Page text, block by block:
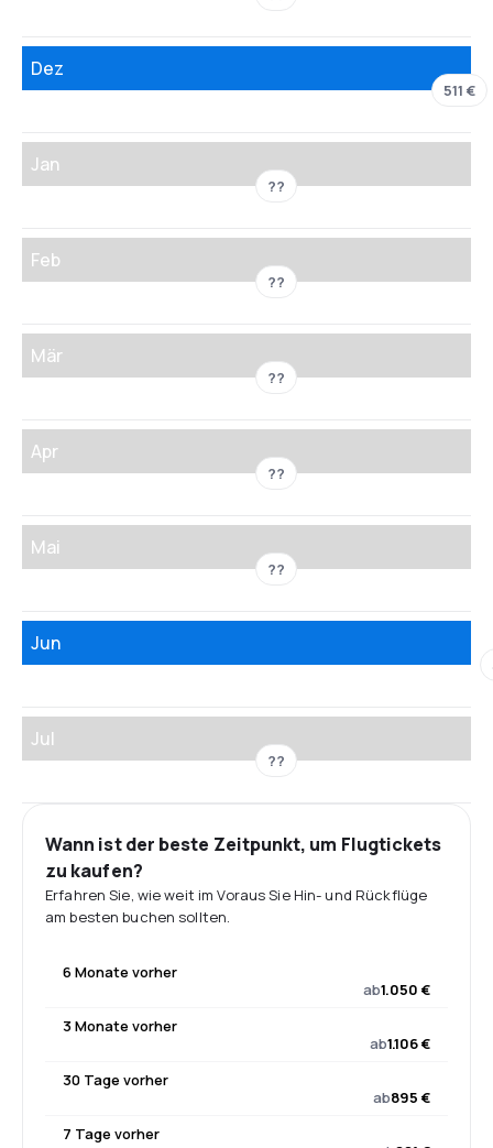
Dez
511 €
Jan
??
Feb
??
Mär
??
Apr
??
Mai
??
Jun
Jul
??
Wann ist der beste Zeitpunkt, um Flugtickets
zu kaufen?
Erfahren Sie, wie weit im Voraus Sie Hin- und Rückflüge
am besten buchen sollten.
6 Monate vorher
ab1.050 €
3 Monate vorher
ab1.106 €
30 Tage vorher
ab895 €
7 Tage vorher